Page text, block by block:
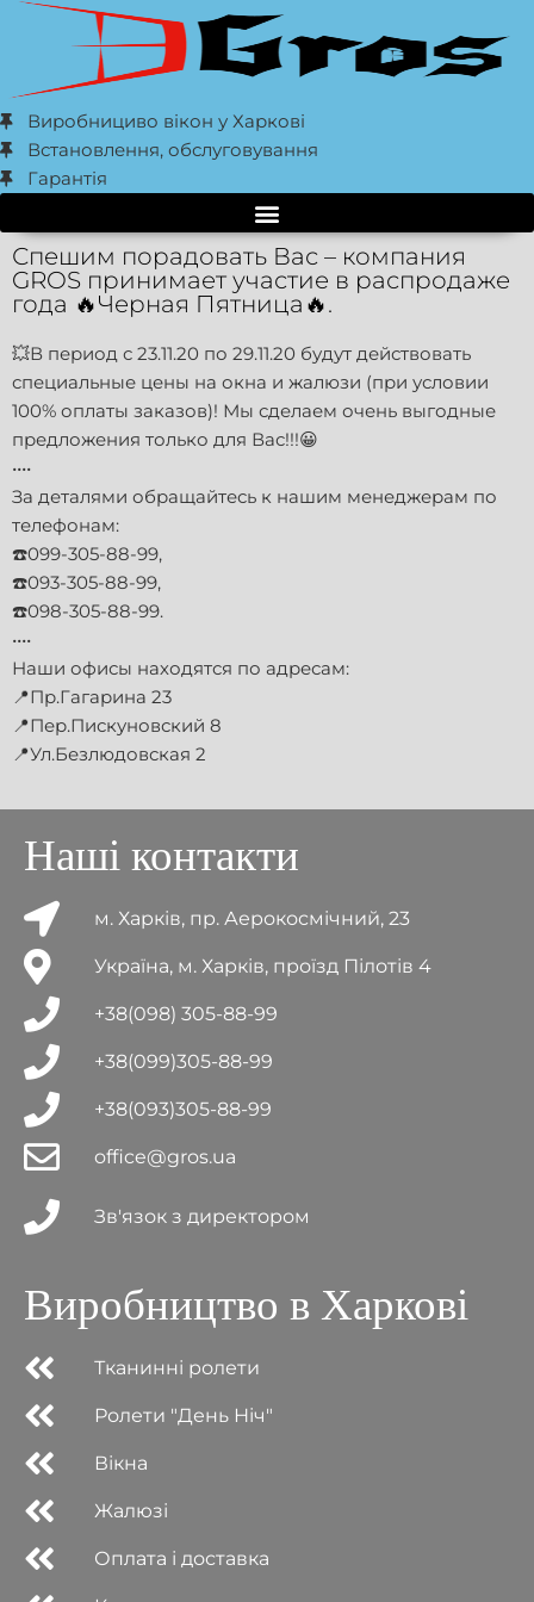
Виробнициво вікон у Харкові
Встановлення, обслуговування
Гарантія
Спешим порадовать Вас – компания
GROS принимает участие в распродаже
года 🔥Черная Пятница🔥.
💥В период с 23.11.20 по 29.11.20 будут действовать
специальные цены на окна и жалюзи (при условии
100% оплаты заказов)! Мы сделаем очень выгодные
предложения только для Вас!!!😀
••••
За деталями обращайтесь к нашим менеджерам по
телефонам:
☎️099-305-88-99,
☎️093-305-88-99,
☎️098-305-88-99.
••••
Наши офисы находятся по адресам:
📍Пр.Гагарина 23
📍Пер.Пискуновский 8
📍Ул.Безлюдовская 2
Наші контакти
м. Харків, пр. Аерокосмічний, 23
Україна, м. Харків, проїзд Пілотів 4
+38(098) 305-88-99
+38(099)305-88-99
+38(093)305-88-99
office@gros.ua
Зв'язок з директором
Виробництво в Харкові
Тканинні ролети
Ролети "День Ніч"
Вікна
Жалюзі
Оплата і доставка